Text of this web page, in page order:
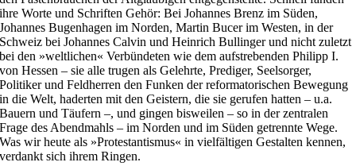
ihre Worte und Schriften Gehör: Bei Johannes Brenz im Süden,
Johannes Bugenhagen im Norden, Martin Bucer im Westen, in der
Schweiz bei Johannes Calvin und Heinrich Bullinger und nicht zuletzt
bei den »weltlichen« Verbündeten wie dem aufstrebenden Philipp I.
von Hessen – sie alle trugen als Gelehrte, Prediger, Seelsorger,
Politiker und Feldherren den Funken der reformatorischen Bewegung
in die Welt, haderten mit den Geistern, die sie gerufen hatten – u.a.
Bauern und Täufern –, und gingen bisweilen – so in der zentralen
Frage des Abendmahls – im Norden und im Süden getrennte Wege.
Was wir heute als »Protestantismus« in vielfältigen Gestalten kennen,
verdankt sich ihrem Ringen.